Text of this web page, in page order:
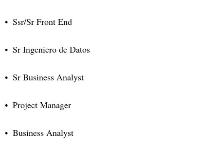
Ssr/Sr Front End
Sr Ingeniero de Datos
Sr Business Analyst
Project Manager
Business Analyst